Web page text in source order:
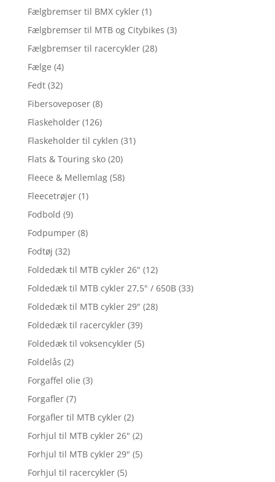
Fælgbremser til BMX cykler (1)
Fælgbremser til MTB og Citybikes (3)
Fælgbremser til racercykler (28)
Fælge (4)
Fedt (32)
Fibersoveposer (8)
Flaskeholder (126)
Flaskeholder til cyklen (31)
Flats & Touring sko (20)
Fleece & Mellemlag (58)
Fleecetrøjer (1)
Fodbold (9)
Fodpumper (8)
Fodtøj (32)
Foldedæk til MTB cykler 26" (12)
Foldedæk til MTB cykler 27,5" / 650B (33)
Foldedæk til MTB cykler 29" (28)
Foldedæk til racercykler (39)
Foldedæk til voksencykler (5)
Foldelås (2)
Forgaffel olie (3)
Forgafler (7)
Forgafler til MTB cykler (2)
Forhjul til MTB cykler 26" (2)
Forhjul til MTB cykler 29" (5)
Forhjul til racercykler (5)